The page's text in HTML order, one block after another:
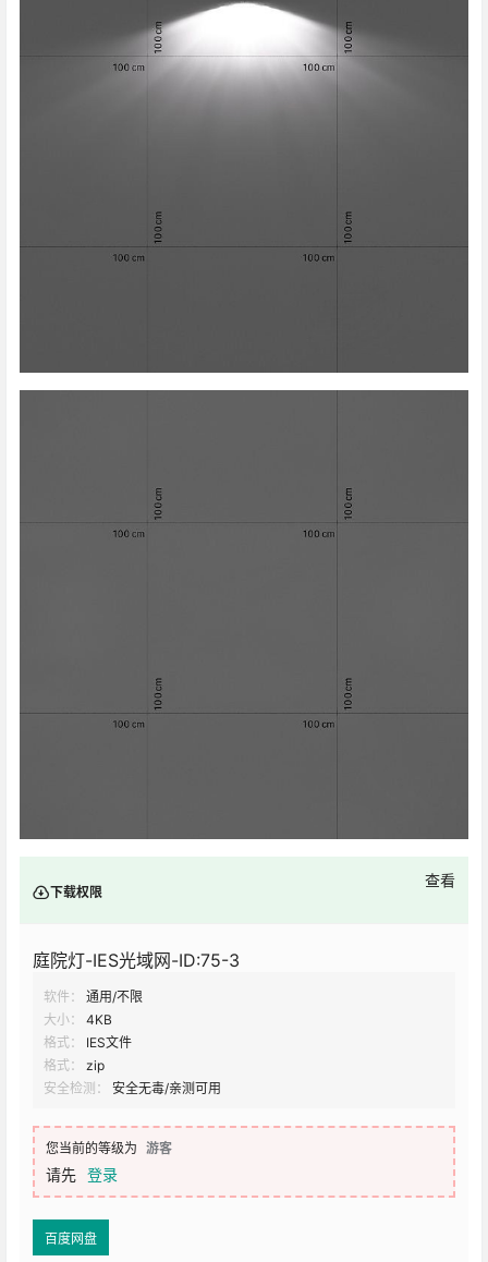
下载权限
查看
庭院灯-IES光域网-ID:75-3
软件：
通用/不限
大小：
4KB
格式：
IES文件
格式：
zip
安全检测：
安全无毒/亲测可用
您当前的等级为 游客
请先 登录
百度网盘